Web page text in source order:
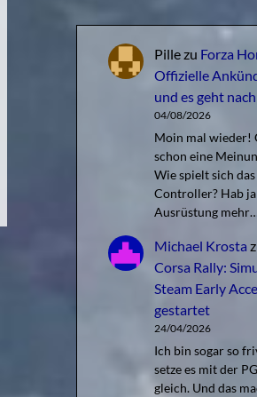
Pillezu Forza
Offizielle
und es geht
04/08/2026
Moin mal wieder!
schon eine
Wie spielt sich
Controller? Hab
Ausrüstung
Michael Krosta
Corsa Rally:
Steam Early
gestartet
24/04/2026
Ich bin sogar so
setze es mit der
gleich. Und das